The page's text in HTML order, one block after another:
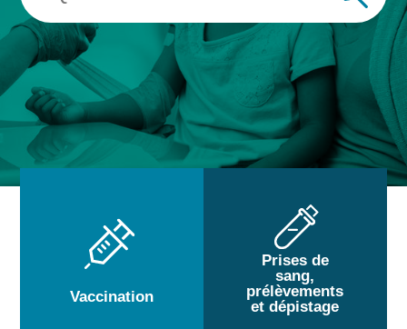
Vaccination
Prises de
sang,
prélèvements
et dépistage